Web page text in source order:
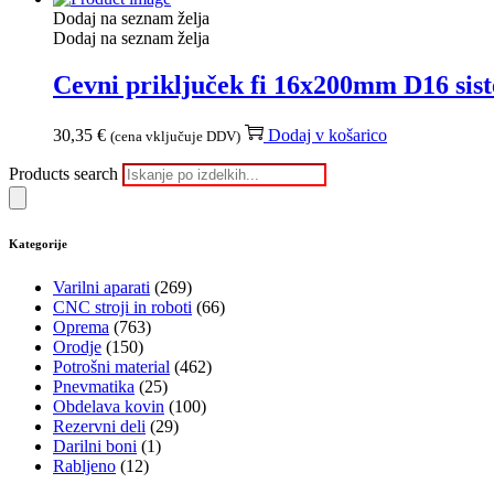
Dodaj na seznam želja
Dodaj na seznam želja
Cevni priključek fi 16x200mm D16
30,35 € (cena vključuje DDV) Dodaj v košarico
Products search
Kategorije
Varilni aparati (269)
CNC stroji in roboti (66)
Oprema (763)
Orodje (150)
Potrošni material (462)
Pnevmatika (25)
Obdelava kovin (100)
Rezervni deli (29)
Darilni boni (1)
Rabljeno (12)